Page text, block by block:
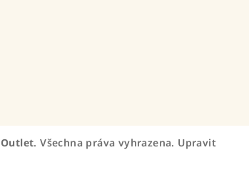
. Všechna práva vyhrazena. Upravit